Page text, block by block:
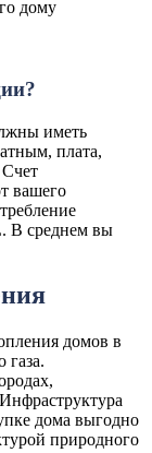
дому
иметь
плата,
вашего
В среднем вы
домов в
газа.
дома выгодно
природного